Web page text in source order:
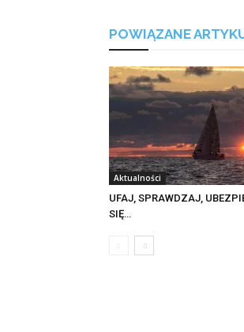
POWIĄZANE
Aktualności
UFAJ, SPRAWDZAJ,
SIĘ…